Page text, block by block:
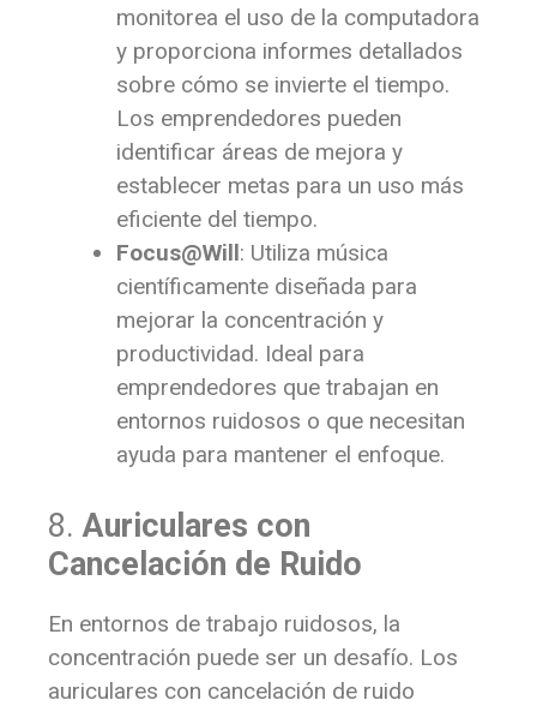
monitorea el uso de la computadora
y proporciona informes detallados
sobre cómo se invierte el tiempo.
Los emprendedores pueden
identificar áreas de mejora y
establecer metas para un uso más
eficiente del tiempo.
Focus@Will: Utiliza música
científicamente diseñada para
mejorar la concentración y
productividad. Ideal para
emprendedores que trabajan en
entornos ruidosos o que necesitan
ayuda para mantener el enfoque.
8.Auriculares con
Cancelación de Ruido
En entornos de trabajo ruidosos, la
concentración puede ser un desafío. Los
auriculares con cancelación de ruido